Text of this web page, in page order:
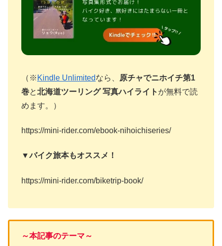
（※ Kindle Unlimitedなら、
原チャでニホイチ第1
巻と北海道ツーリング 写真ハイライト が無料で読
めます。）
https://mini-rider.com/ebook-nihoichiseries/
▼バイク旅本もオススメ！
https://mini-rider.com/biketrip-book/
～本記事のテーマ～